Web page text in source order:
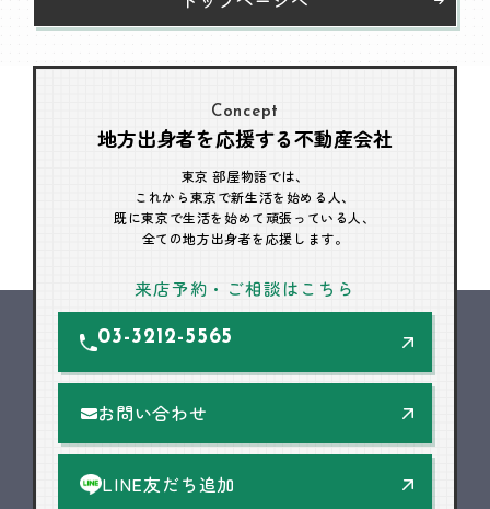
Concept
地方出身者を応援する不動産会社
東京 部屋物語では、
これから東京で新生活を始める人、
既に東京で生活を始めて頑張っている人、
全ての地方出身者を応援します。
来店予約・ご相談はこちら
03-3212-5565
お問い合わせ
LINE友だち追加